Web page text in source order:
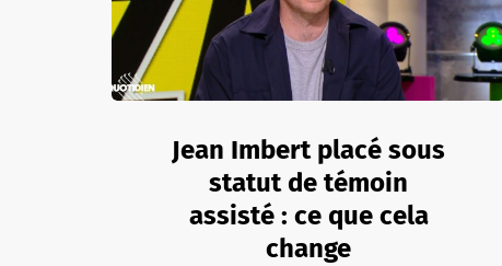
Jean Imbert placé sous
statut de témoin
assisté : ce que cela
change